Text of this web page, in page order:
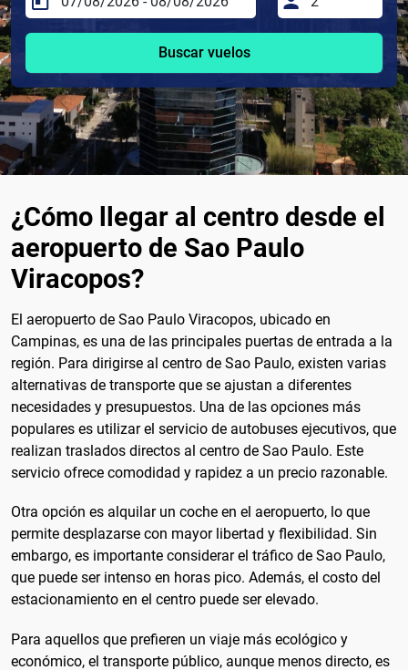
Buscar vuelos
¿Cómo llegar al centro desde el
aeropuerto de Sao Paulo
Viracopos?
El aeropuerto de Sao Paulo Viracopos, ubicado en
Campinas, es una de las principales puertas de entrada a la
región. Para dirigirse al centro de Sao Paulo, existen varias
alternativas de transporte que se ajustan a diferentes
necesidades y presupuestos. Una de las opciones más
populares es utilizar el servicio de autobuses ejecutivos, que
realizan traslados directos al centro de Sao Paulo. Este
servicio ofrece comodidad y rapidez a un precio razonable.
Otra opción es alquilar un coche en el aeropuerto, lo que
permite desplazarse con mayor libertad y flexibilidad. Sin
embargo, es importante considerar el tráfico de Sao Paulo,
que puede ser intenso en horas pico. Además, el costo del
estacionamiento en el centro puede ser elevado.
Para aquellos que prefieren un viaje más ecológico y
económico, el transporte público, aunque menos directo, es